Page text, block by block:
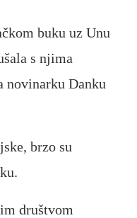
buku uz Unu
s njima
novinarku Danku
brzo su
društvom